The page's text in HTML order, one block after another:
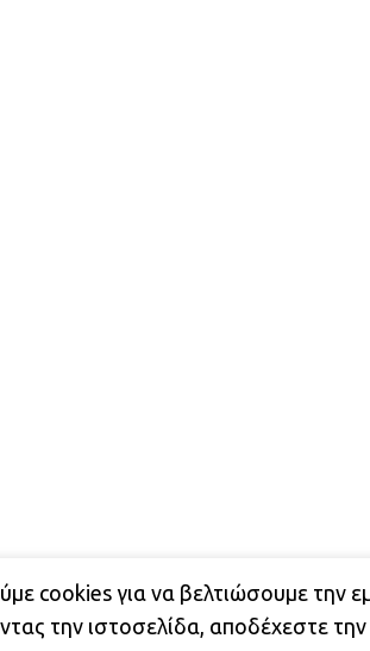
ΜΕΤΑΦΟΡΙΚΑ ΕΝΤΟΣ ΑΤΤΙΚΗΣ
cookies για να βελτιώσουμε την
την ιστοσελίδα, αποδέχεστε